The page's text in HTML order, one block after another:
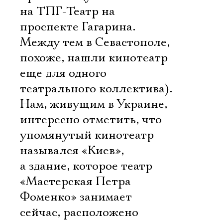
на ТПГ-Театр на
проспекте Гагарина.
Между тем в Севастополе,
похоже, нашли кинотеатр
еще для одного
театрального коллектива).
Нам, живущим в Украине,
интересно отметить, что
упомянутый кинотеатр
назывался «Киев»,
а здание, которое театр
«Мастерская Петра
Фоменко» занимает
сейчас, расположено